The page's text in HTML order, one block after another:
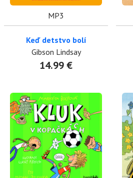
MP3
Keď detstvo bolí
Gibson Lindsay
14.99 €